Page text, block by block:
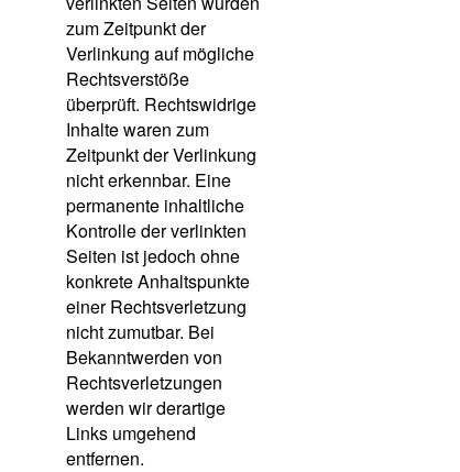
zum Zeitpunkt der
Verlinkung auf mögliche
Rechtsverstöße
überprüft. Rechtswidrige
Inhalte waren zum
Zeitpunkt der Verlinkung
nicht erkennbar. Eine
permanente inhaltliche
Kontrolle der verlinkten
Seiten ist jedoch ohne
konkrete Anhaltspunkte
einer Rechtsverletzung
nicht zumutbar. Bei
Bekanntwerden von
Rechtsverletzungen
werden wir derartige
Links umgehend
entfernen.